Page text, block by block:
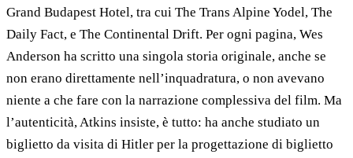
Grand Budapest Hotel, tra cui The Trans Alpine Yodel, The
Daily Fact, e The Continental Drift. Per ogni pagina, Wes
Anderson ha scritto una singola storia originale, anche se
non erano direttamente nell’inquadratura, o non avevano
niente a che fare con la narrazione complessiva del film. Ma
l’autenticità, Atkins insiste, è tutto: ha anche studiato un
biglietto da visita di Hitler per la progettazione di biglietto